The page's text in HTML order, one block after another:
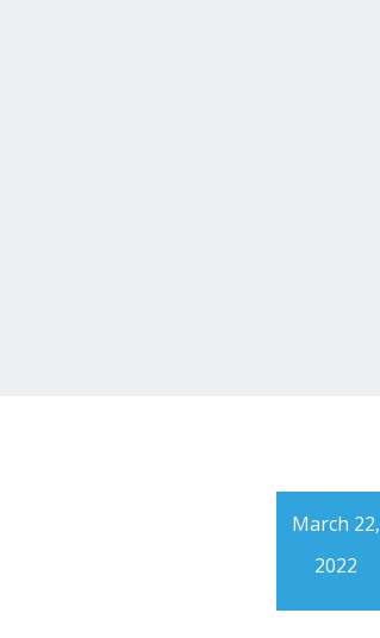
March 22,
2022